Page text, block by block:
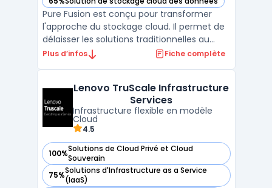
— voir Pure Fusion dans cette catégorie
Pure Fusion est conçu pour transformer
l'approche du stockage cloud. Il permet de
délaisser les solutions traditionnelles au
profit d'un modèle cloud en libre-service,
plateformes Pure Storage®. Il combine l ...
Plus d’infos Fiche complète
Lenovo TruScale Infrastructure
Services
Infrastructure flexible en modèle
Cloud
4.5
100%Solutions de Cloud Privé et Cloud
Souverain
— voir Lenovo TruScale Infrastructure Services dans cette
75%Solutions d'Infrastructure as a Service
(IaaS)
— voir Lenovo TruScale Infrastructure Services dans cette